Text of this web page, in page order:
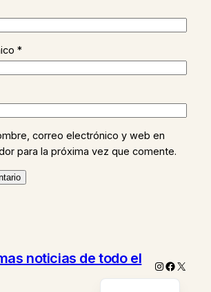
*
correo electrónico y web en
para la próxima vez que comente.
noticias de todo el
Instagram
X